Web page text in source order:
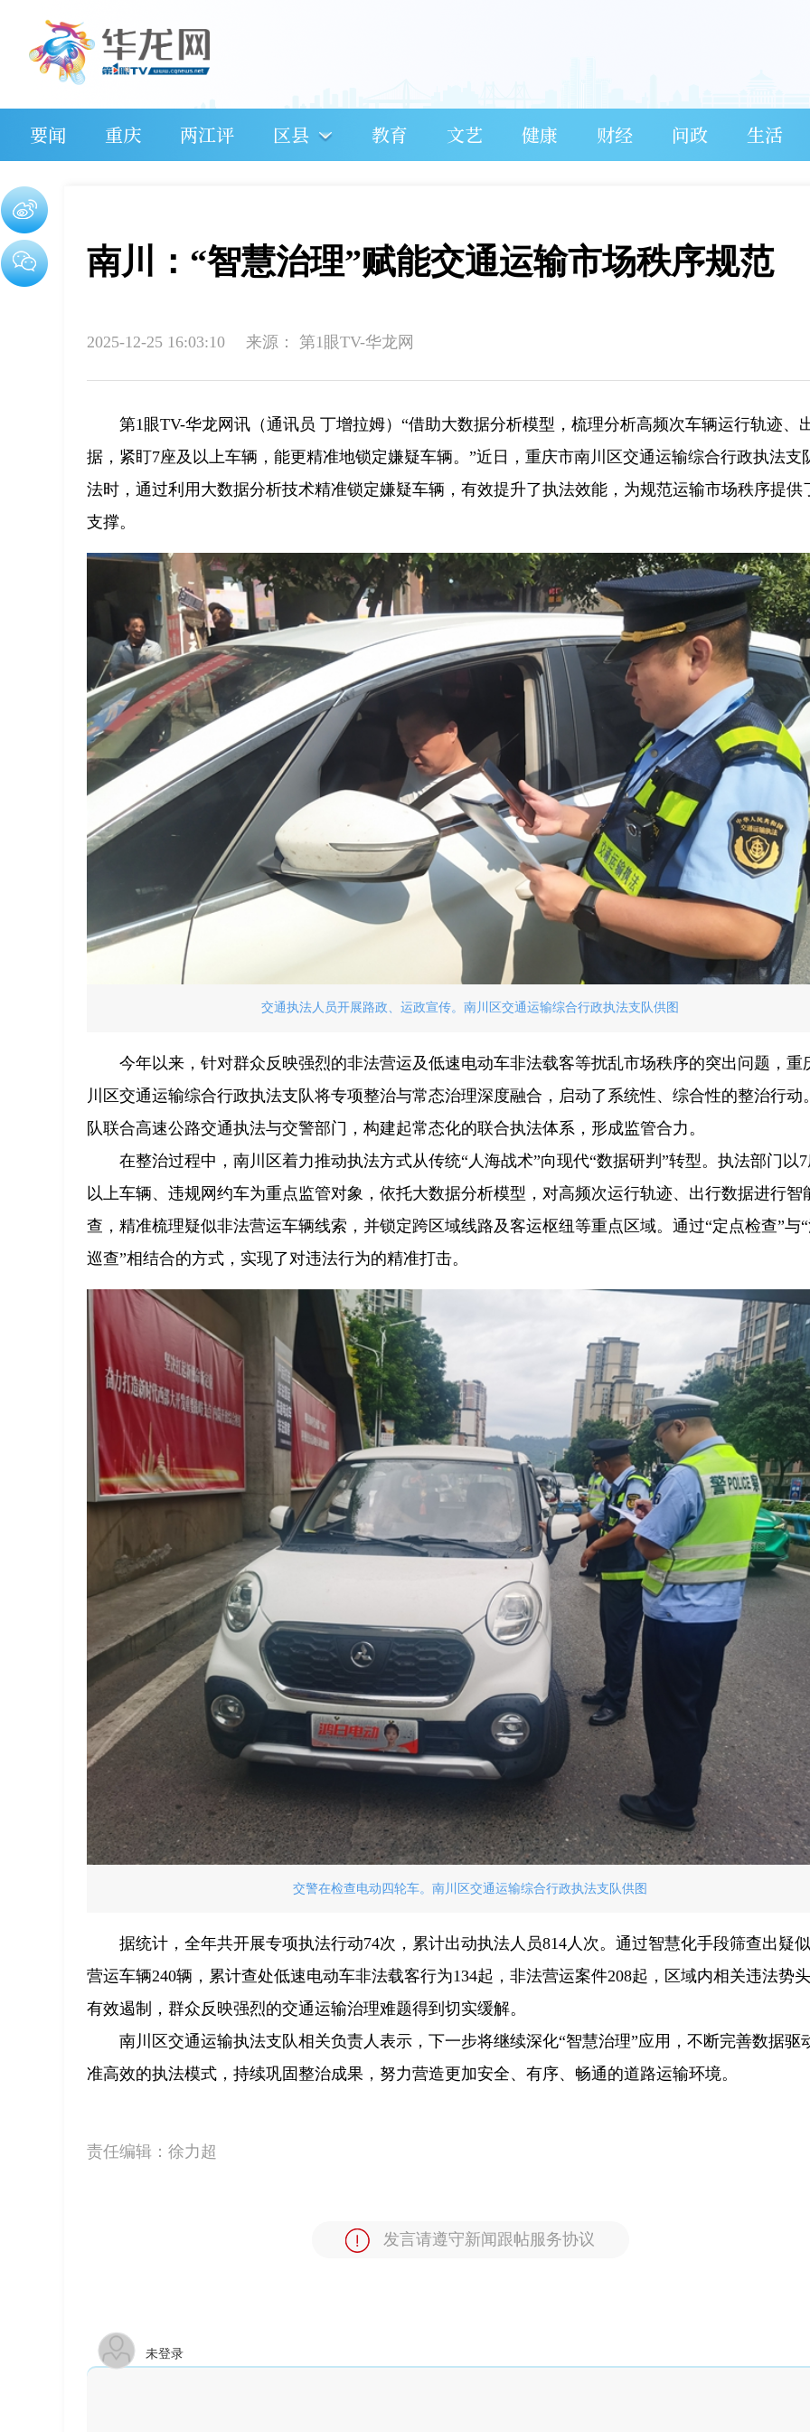
要闻 重庆 两江评 区县 教育 文艺 健康 财经 问政 生活
南川：“智慧治理”赋能交通运输市场秩序规范
2025-12-25 16:03:10 来源： 第1眼TV-华龙网
第1眼TV-华龙网讯（通讯员 丁增拉姆）“借助大数据分析模型，梳理分析高频次车辆运行轨迹、
据，紧盯7座及以上车辆，能更精准地锁定嫌疑车辆。”近日，重庆市南川区交通运输综合行政执法支
法时，通过利用大数据分析技术精准锁定嫌疑车辆，有效提升了执法效能，为规范运输市场秩序提供
支撑。
交通执法人员开展路政、运政宣传。南川区交通运输综合行政执法支队供图
今年以来，针对群众反映强烈的非法营运及低速电动车非法载客等扰乱市场秩序的突出问题，重
川区交通运输综合行政执法支队将专项整治与常态治理深度融合，启动了系统性、综合性的整治行动
队联合高速公路交通执法与交警部门，构建起常态化的联合执法体系，形成监管合力。
在整治过程中，南川区着力推动执法方式从传统“人海战术”向现代“数据研判”转型。执法部门以
以上车辆、违规网约车为重点监管对象，依托大数据分析模型，对高频次运行轨迹、出行数据进行智
查，精准梳理疑似非法营运车辆线索，并锁定跨区域线路及客运枢纽等重点区域。通过“定点检查”与
巡查”相结合的方式，实现了对违法行为的精准打击。
交警在检查电动四轮车。南川区交通运输综合行政执法支队供图
据统计，全年共开展专项执法行动74次，累计出动执法人员814人次。通过智慧化手段筛查出疑
营运车辆240辆，累计查处低速电动车非法载客行为134起，非法营运案件208起，区域内相关违法势
有效遏制，群众反映强烈的交通运输治理难题得到切实缓解。
南川区交通运输执法支队相关负责人表示，下一步将继续深化“智慧治理”应用，不断完善数据驱
准高效的执法模式，持续巩固整治成果，努力营造更加安全、有序、畅通的道路运输环境。
责任编辑： 徐力超
发言请遵守新闻跟帖服务协议
未登录